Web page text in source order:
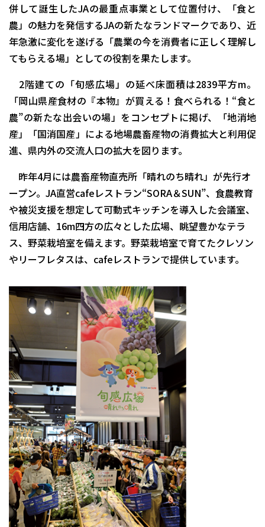
併して誕生したJAの最重点事業として位置付け、「食と
農」の魅力を発信するJAの新たなランドマークであり、近
年急激に変化を遂げる「農業の今を消費者に正しく理解し
てもらえる場」としての役割を果たします。
2階建ての「旬感広場」の延べ床面積は2839平方m。
「岡山県産食材の『本物』が買える！食べられる！“食と
農”の新たな出会いの場」をコンセプトに掲げ、「地消地
産」「国消国産」による地場農畜産物の消費拡大と利用促
進、県内外の交流人口の拡大を図ります。
昨年4月には農畜産物直売所「晴れのち晴れ」が先行オ
ープン。JA直営cafeレストラン“SORA＆SUN”、食農教育
や被災支援を想定して可動式キッチンを導入した会議室、
信用店舗、16m四方の広々とした広場、眺望豊かなテラ
ス、野菜栽培室を備えます。野菜栽培室で育てたクレソン
やリーフレタスは、cafeレストランで提供しています。